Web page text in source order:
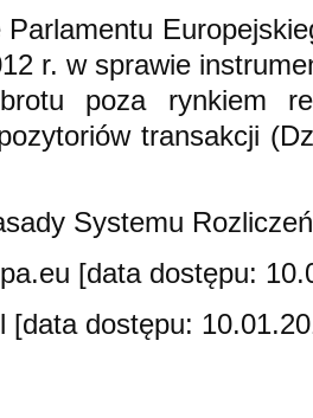
Parlamentu
r. w sprawie
poza rynkiem
transakcji
Systemu
[data dostępu:
[data dostępu: